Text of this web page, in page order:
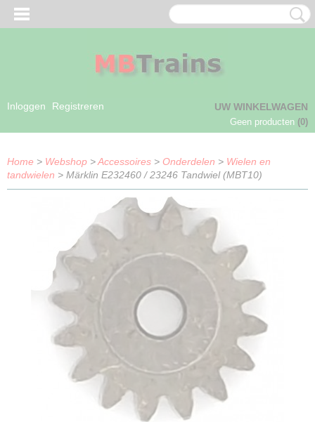
Inloggen Registreren UW WINKELWAGEN
Geen producten (0)
Home > Webshop >Accessoires > Onderdelen > Wielen en
tandwielen > Märklin E232460 / 23246 Tandwiel (MBT10)